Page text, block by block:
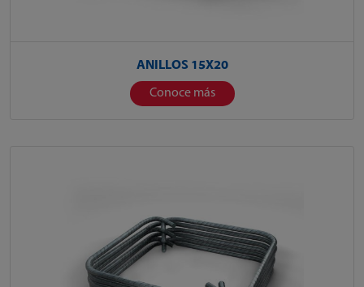
ANILLOS 15X20
Conoce más